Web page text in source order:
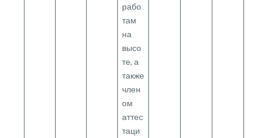
рабо
там
на
высо
те, а
также
член
ом
аттес
таци